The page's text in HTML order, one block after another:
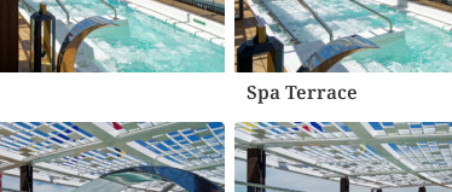
Spa Terrace